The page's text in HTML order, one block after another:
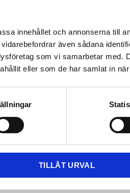
innehållet och annonserna till
även sådana
som vi samarbetar med.
eller som de har samlat in
TILLÅT URVAL